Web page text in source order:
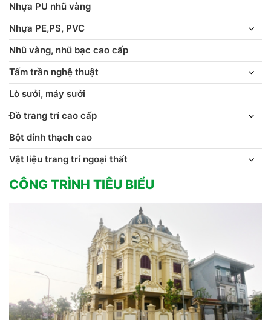
Nhựa PU nhũ vàng
Nhựa PE,PS, PVC
Nhũ vàng, nhũ bạc cao cấp
Tấm trần nghệ thuật
Lò sưởi, máy sưởi
Đồ trang trí cao cấp
Bột dính thạch cao
Vật liệu trang trí ngoại thất
CÔNG TRÌNH TIÊU BIỂU